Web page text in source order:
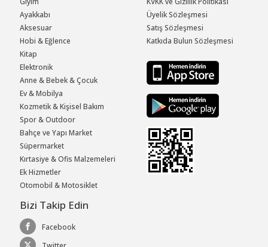
Ayakkabı
Aksesuar
Hobi & Eğlence
Kitap
Elektronik
Anne & Bebek & Çocuk
Ev & Mobilya
Kozmetik & Kişisel Bakım
Spor & Outdoor
Bahçe ve Yapı Market
Süpermarket
Kırtasiye & Ofis Malzemeleri
Ek Hizmetler
Otomobil & Motosiklet
Üyelik Sözleşmesi
Satış Sözleşmesi
Katkıda Bulun Sözleşmesi
Bizi Takip Edin
Facebook